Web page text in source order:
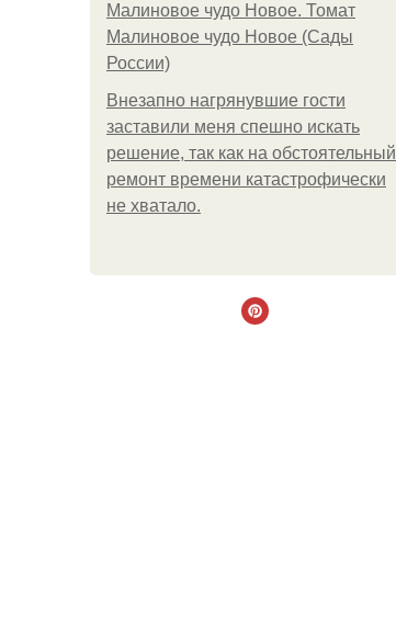
Малиновое чудо Новое. Томат
Малиновое чудо Новое (Сады
России)
Внезапно нагрянувшие гости
заставили меня спешно искать
решение, так как на обстоятельный
ремонт времени катастрофически
не хватало.